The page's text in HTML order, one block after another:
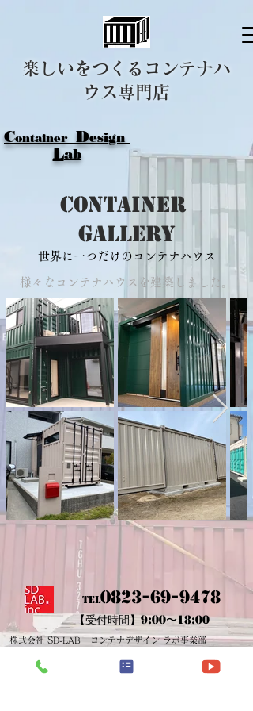
Container Design
Lab
楽しいをつくるコンテナハ
ウス専門店
Container
gallery
世界に一つだけのコンテナハウス
様々なコンテナハウスを建築しました。
TEL0823-69-9478
【受付時間】9:00〜18:00
株式会社 SD-LAB コンテナデザイン ラボ事業部